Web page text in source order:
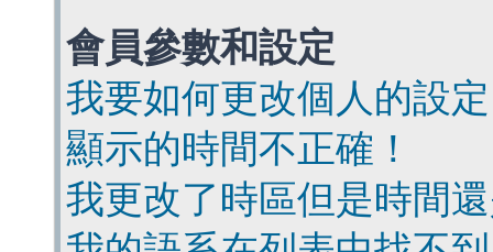
會員參數和設定
我要如何更改個人的設
顯示的時間不正確！
我更改了時區但是時間